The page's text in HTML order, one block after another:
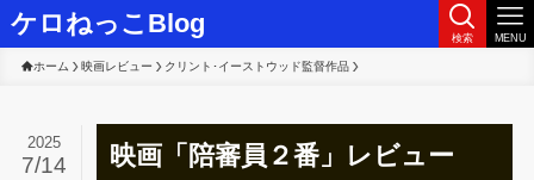
ケロねっこBlog 検索 MENU
ホーム 映画レビュー クリント･イーストウッド監督作品
映画「陪審員２番」レビュー
2025
7/14